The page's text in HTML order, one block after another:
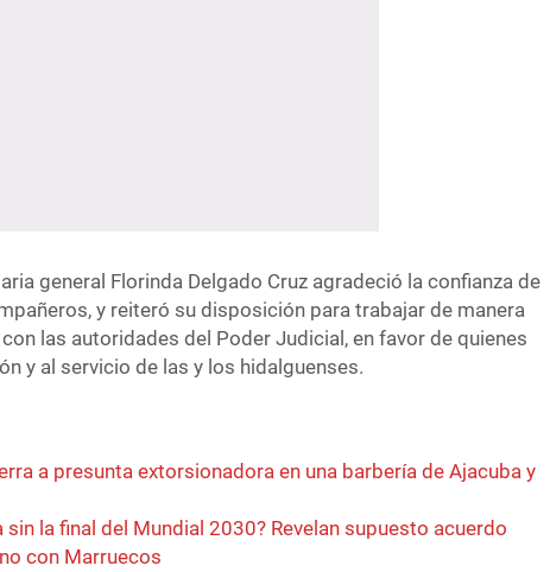
general Florinda Delgado Cruz agradeció la confianza de
y reiteró su disposición para trabajar de manera
las autoridades del Poder Judicial, en favor de quienes
y al servicio de las y los hidalguenses.
a presunta extorsionadora en una barbería de Ajacuba y
sin la final del Mundial 2030? Revelan supuesto acuerdo
con Marruecos